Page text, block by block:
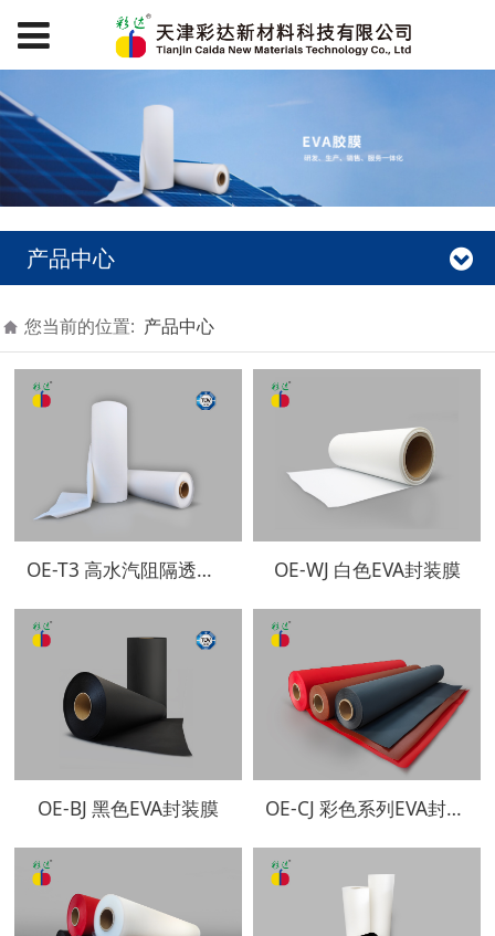
产品中心
您当前的位置: 产品中心
OE-T3 高水汽阻隔透明EVA封装膜 OE-WJ 白色EVA封装膜
OE-BJ 黑色EVA封装膜 OE-CJ 彩色系列EVA封装膜